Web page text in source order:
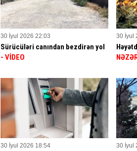
30 İyul 2026 22:03
Sürücüləri canından bezdirən yol
- VİDEO
30 İyul
30 İyul 2026 18:54 30 İyul